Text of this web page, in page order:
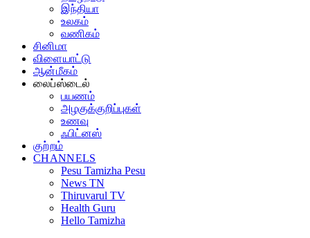
இந்தியா
உலகம்
வணிகம்
சினிமா
விளையாட்டு
ஆன்மீகம்
லைப்ஸ்டைல்
பயணம்
அழகுக்குறிப்புகள்
உணவு
ஃபிட்னஸ்
குற்றம்
CHANNELS
Pesu Tamizha Pesu
News TN
Thiruvarul TV
Health Guru
Hello Tamizha